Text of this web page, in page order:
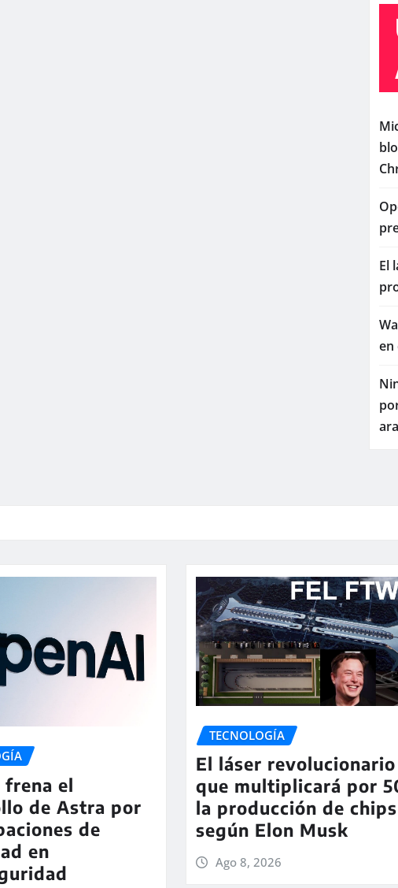
El
en
frena el
de Astra por
de
en
TECNOLOGÍA
El láser revolucionario
que multiplicará por
la producción de chips
según Elon Musk
Ago 8, 2026